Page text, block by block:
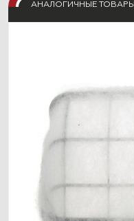
АНАЛОГИЧНЫЕ ТОВАРЫ